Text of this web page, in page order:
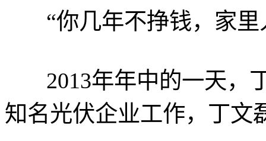
“你几年不挣钱，家里
2013年年中的一天，
知名光伏企业工作，丁文